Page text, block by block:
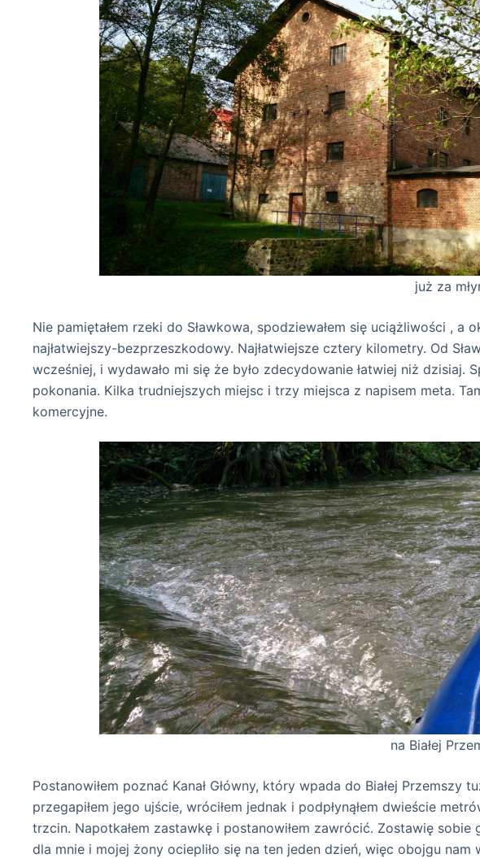
już za
Nie pamiętałem rzeki do Sławkowa, spodziewałem się uciążliwości , a
najłatwiejszy-bezprzeszkodowy. Najłatwiejsze cztery kilometry. Od
wcześniej, i wydawało mi się że było zdecydowanie łatwiej niż dzisiaj.
pokonania. Kilka trudniejszych miejsc i trzy miejsca z napisem meta.
komercyjne.
na Białej
Postanowiłem poznać Kanał Główny, który wpada do Białej Przemszy
przegapiłem jego ujście, wróciłem jednak i podpłynąłem dwieście
trzcin. Napotkałem zastawkę i postanowiłem zawrócić. Zostawię sobie
dla mnie i mojej żony ociepliło się na ten jeden dzień, więc obojgu nam